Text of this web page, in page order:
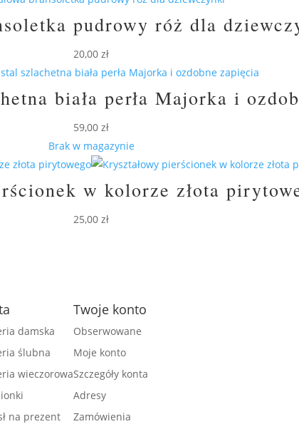
pudrowy róż dla
20,00 zł
biała perła Majorka i
59,00 zł
Brak w magazynie
w kolorze złota
25,00 zł
damska
ślubna
wieczorowa
na prezent
Twoje konto
Obserwowane
Moje konto
Szczegóły konta
Adresy
Zamówienia